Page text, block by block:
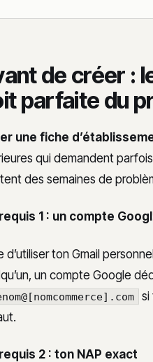
de créer :
parfaite du
une fiche
qui demandent
des semaines de
1 : un compte
d’utiliser ton Gmail
un compte Google
si
2 : ton NAP exact